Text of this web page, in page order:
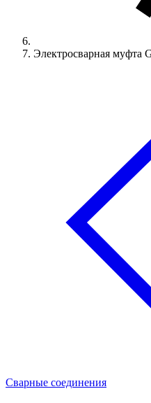
Электросварная муфта
Сварные соединения